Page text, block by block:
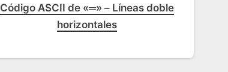
Código ASCII de «═» – Líneas doble
horizontales